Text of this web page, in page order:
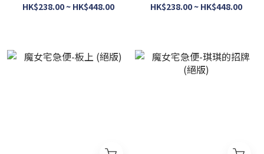
HK$238.00 ~ HK$448.00
HK$238.00 ~ HK$448.00